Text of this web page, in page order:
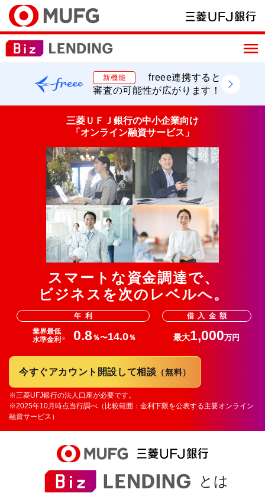
新機能
freee連携すると
審査の可能性が広がります！
三菱ＵＦＪ銀行の中小企業向け
「オンライン融資サービス」
スマートな資金調達で、
ビジネスを次のレベルへ。
年利
業界最低
水準金利 ※ 0.8 ％〜14.0％
借入金額
最大1,000万円
今すぐアカウント開設して相談 （無料）
※三菱UFJ銀行の法人口座が必要です。
※2025年10月時点当行調べ（比較範囲：金利下限を公表する主要オンライン
融資サービス）
とは